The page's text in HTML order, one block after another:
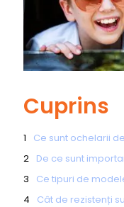
Cuprins
Ce sunt ochelarii
De ce sunt
Ce tipuri de
Cât de rezistenți